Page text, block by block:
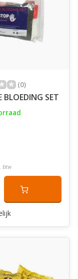
(0)
BLOEDING SET
btw